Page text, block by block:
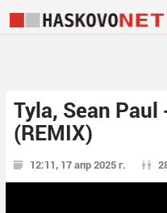
Tyla, Sean Paul
(REMIX)
12:11, 17 апр 2025 г.